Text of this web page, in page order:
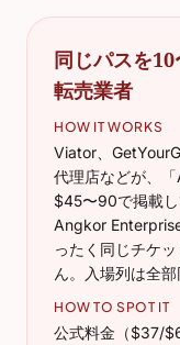
同じパスを
転売業者
HOW IT WORKS
Viator、
代理店などが、
$45〜90で掲載し
Angkor
ったく同じチケ
ん。入場列は全部
HOW TO SPOT IT
公式料金（$37/